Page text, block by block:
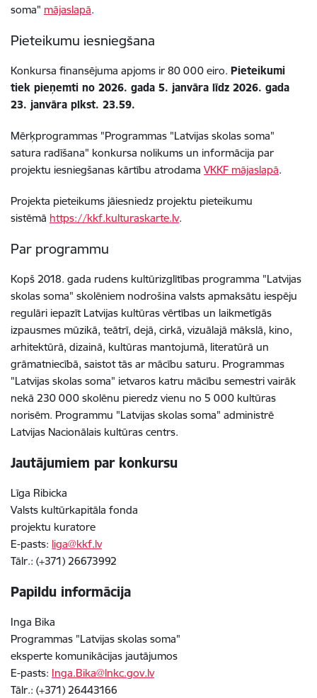
soma" mājaslapā.
Pieteikumu iesniegšana
Konkursa finansējuma apjoms ir 80 000 eiro. Pieteikumi
tiek pieņemti no 2026. gada 5. janvāra līdz 2026. gada
23. janvāra plkst. 23.59.
Mērķprogrammas "Programmas "Latvijas skolas soma"
satura radīšana" konkursa nolikums un informācija par
projektu iesniegšanas kārtību atrodama VKKF mājaslapā.
Projekta pieteikums jāiesniedz projektu pieteikumu
sistēmā https://kkf.kulturaskarte.lv.
Par programmu
Kopš 2018. gada rudens kultūrizglītības programma "Latvijas
skolas soma" skolēniem nodrošina valsts apmaksātu iespēju
regulāri iepazīt Latvijas kultūras vērtības un laikmetīgās
izpausmes mūzikā, teātrī, dejā, cirkā, vizuālajā mākslā, kino,
arhitektūrā, dizainā, kultūras mantojumā, literatūrā un
grāmatniecībā, saistot tās ar mācību saturu. Programmas
"Latvijas skolas soma" ietvaros katru mācību semestri vairāk
nekā 230 000 skolēnu pieredz vienu no 5 000 kultūras
norisēm. Programmu "Latvijas skolas soma" administrē
Latvijas Nacionālais kultūras centrs.
Jautājumiem par konkursu
Līga Ribicka
Valsts kultūrkapitāla fonda
projektu kuratore
E-pasts: liga@kkf.lv
Tālr.: (+371) 26673992
Papildu informācija
Inga Bika
Programmas "Latvijas skolas soma"
eksperte komunikācijas jautājumos
E-pasts: Inga.Bika@lnkc.gov.lv
Tālr.: (+371) 26443166